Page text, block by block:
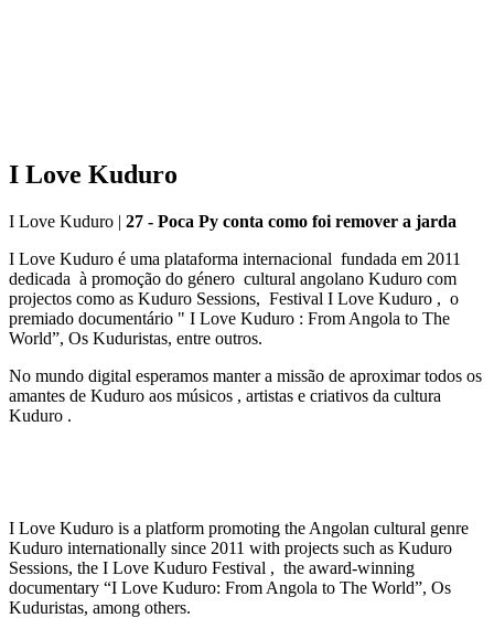
I Love Kuduro
I Love Kuduro | 27 - Poca Py conta como foi remover a jarda
I Love Kuduro é uma plataforma internacional fundada em 2011
dedicada à promoção do género cultural angolano Kuduro com
projectos como as Kuduro Sessions, Festival I Love Kuduro , o
premiado documentário " I Love Kuduro : From Angola to The
World”, Os Kuduristas, entre outros.
No mundo digital esperamos manter a missão de aproximar todos os
amantes de Kuduro aos músicos , artistas e criativos da cultura
Kuduro .
I Love Kuduro is a platform promoting the Angolan cultural genre
Kuduro internationally since 2011 with projects such as Kuduro
Sessions, the I Love Kuduro Festival , the award-winning
documentary “I Love Kuduro: From Angola to The World”, Os
Kuduristas, among others.